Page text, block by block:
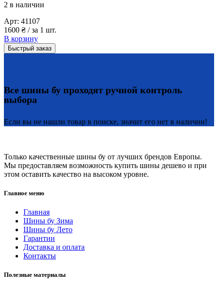
2 в наличии
Арт: 41107
1600 ₴ / за 1 шт.
В корзину
Быстрый заказ
Все шины бу проходят ручной контроль
выбора
Если вы не нашли товар в поиске, значит его нет в наличии!
Только качественные шины бу от лучших брендов Европы.
Мы предоставляем возможность купить шины дешево и при
этом оставить качество на высоком уровне.
Главное меню
Главная
Шины бу Зима
Шины бу Лето
Гарантии
Доставка и оплата
Контакты
Полезные материалы